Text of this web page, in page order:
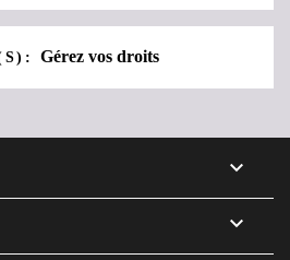
Gérez vos droits

